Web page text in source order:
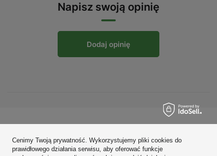
Napisz swoją opinię
Dodaj opinię
Konto
Cenimy Twoją prywatność. Wykorzystujemy pliki cookies do
prawidłowego działania serwisu, aby oferować funkcje